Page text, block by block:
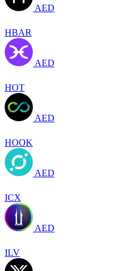
AED
HBAR
AED
HOT
AED
HOOK
AED
ICX
AED
ILV